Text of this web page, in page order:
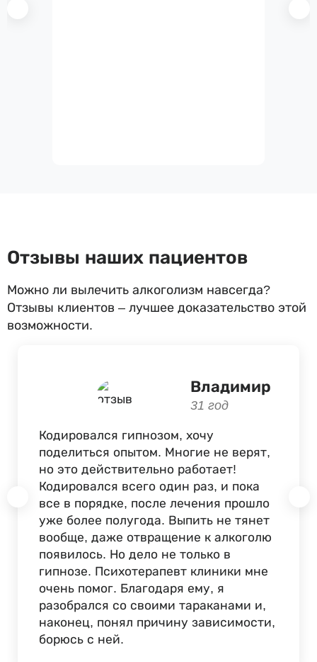
Отзывы наших пациентов
Можно ли вылечить алкоголизм навсегда?
Отзывы клиентов – лучшее доказательство этой
возможности.
Владимир
31 год
Кодировался гипнозом, хочу
поделиться опытом. Многие не верят,
но это действительно работает!
Кодировался всего один раз, и пока
все в порядке, после лечения прошло
уже более полугода. Выпить не тянет
вообще, даже отвращение к алкоголю
появилось. Но дело не только в
гипнозе. Психотерапевт клиники мне
очень помог. Благодаря ему, я
разобрался со своими тараканами и,
наконец, понял причину зависимости,
борюсь с ней.